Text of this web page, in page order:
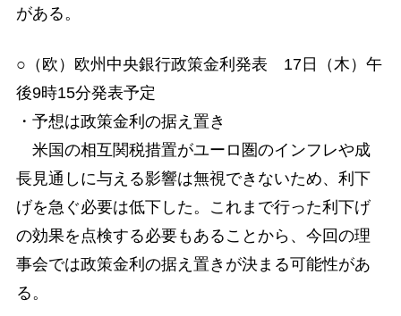
がある。
○（欧）欧州中央銀行政策金利発表 17日（木）午
後9時15分発表予定
・予想は政策金利の据え置き
米国の相互関税措置がユーロ圏のインフレや成
長見通しに与える影響は無視できないため、利下
げを急ぐ必要は低下した。これまで行った利下げ
の効果を点検する必要もあることから、今回の理
事会では政策金利の据え置きが決まる可能性があ
る。